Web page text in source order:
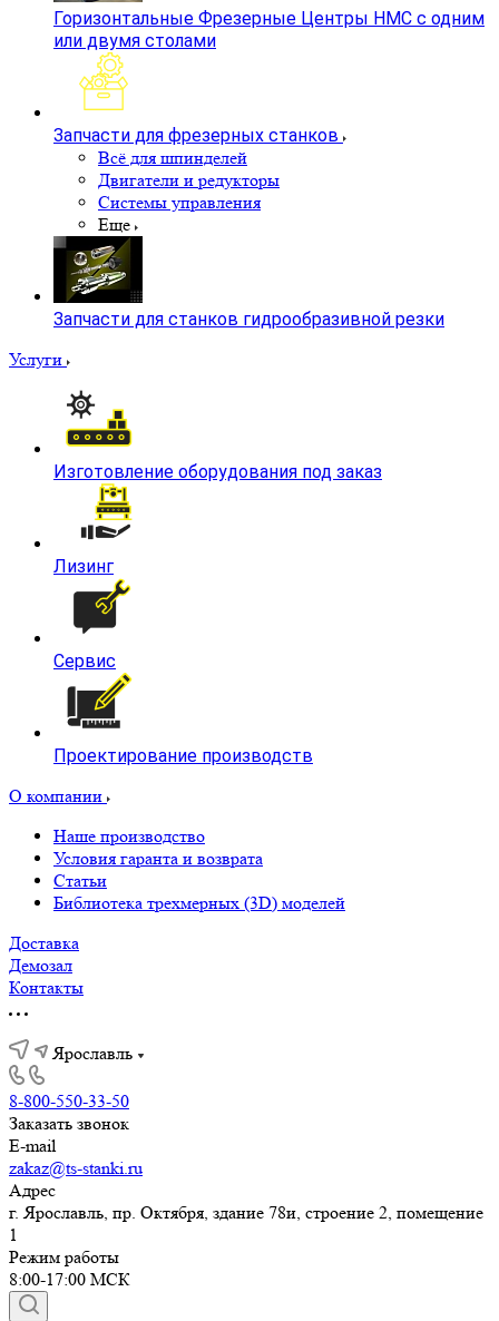
Горизонтальные Фрезерные Центры HMC с одним
или двумя столами
Запчасти для фрезерных станков
Всё для шпинделей
Двигатели и редукторы
Системы управления
Еще
Запчасти для станков гидрообразивной резки
Услуги
Изготовление оборудования под заказ
Лизинг
Сервис
Проектирование производств
О компании
Наше производство
Условия гаранта и возврата
Статьи
Библиотека трехмерных (3D) моделей
Доставка
Демозал
Контакты
Ярославль
8-800-550-33-50
Заказать звонок
E-mail
zakaz@ts-stanki.ru
Адрес
г. Ярославль, пр. Октября, здание 78и, строение 2, помещение
1
Режим работы
8:00-17:00 МСК